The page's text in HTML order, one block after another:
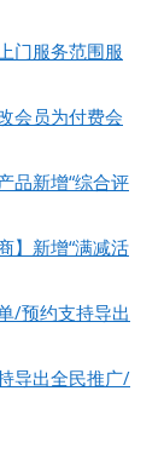
门服务范围服
会员为付费会
品新增“综合评
】新增“满减活
/预约支持导出
导出全民推广/